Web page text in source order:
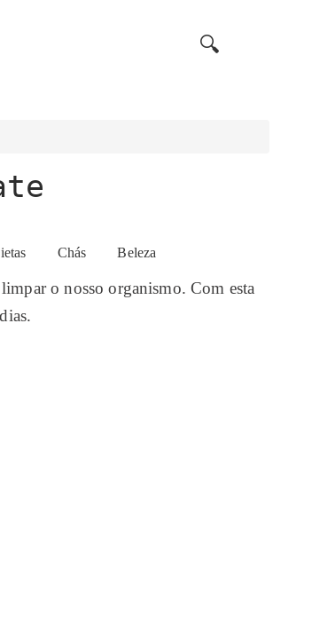
🔍
Chás Beleza
o nosso organismo. Com esta